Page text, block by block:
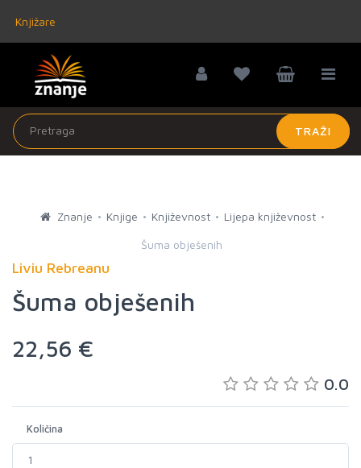
Knjižare
TRAŽI
Znanje Knjige Književnost Lijepa književnost
Šuma obješenih
Liviu Rebreanu
Šuma obješenih
22,56 €
0.0
Količina